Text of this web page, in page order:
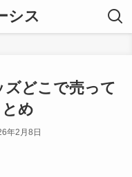
シス
どこで売って
め
年2月8日